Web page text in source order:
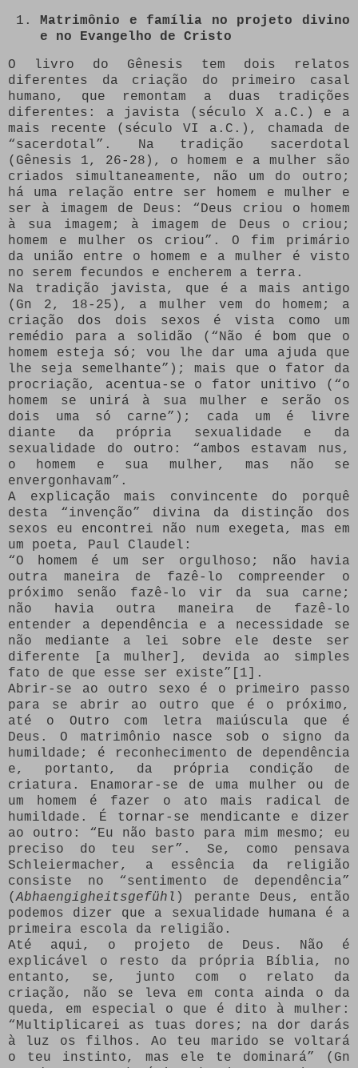
Matrimônio e família no projeto divino
e no Evangelho de Cristo
O livro do Gênesis tem dois relatos
diferentes da criação do primeiro casal
humano, que remontam a duas tradições
diferentes: a javista (século X a.C.) e a
mais recente (século VI a.C.), chamada de
“sacerdotal”. Na tradição sacerdotal
(Gênesis 1, 26-28), o homem e a mulher são
criados simultaneamente, não um do outro;
há uma relação entre ser homem e mulher e
ser à imagem de Deus: “Deus criou o homem
à sua imagem; à imagem de Deus o criou;
homem e mulher os criou”. O fim primário
da união entre o homem e a mulher é visto
no serem fecundos e encherem a terra.
Na tradição javista, que é a mais antigo
(Gn 2, 18-25), a mulher vem do homem; a
criação dos dois sexos é vista como um
remédio para a solidão (“Não é bom que o
homem esteja só; vou lhe dar uma ajuda que
lhe seja semelhante”); mais que o fator da
procriação, acentua-se o fator unitivo (“o
homem se unirá à sua mulher e serão os
dois uma só carne”); cada um é livre
diante da própria sexualidade e da
sexualidade do outro: “ambos estavam nus,
o homem e sua mulher, mas não se
envergonhavam”.
A explicação mais convincente do porquê
desta “invenção” divina da distinção dos
sexos eu encontrei não num exegeta, mas em
um poeta, Paul Claudel:
“O homem é um ser orgulhoso; não havia
outra maneira de fazê-lo compreender o
próximo senão fazê-lo vir da sua carne;
não havia outra maneira de fazê-lo
entender a dependência e a necessidade se
não mediante a lei sobre ele deste ser
diferente [a mulher], devida ao simples
fato de que esse ser existe”[1].
Abrir-se ao outro sexo é o primeiro passo
para se abrir ao outro que é o próximo,
até o Outro com letra maiúscula que é
Deus. O matrimônio nasce sob o signo da
humildade; é reconhecimento de dependência
e, portanto, da própria condição de
criatura. Enamorar-se de uma mulher ou de
um homem é fazer o ato mais radical de
humildade. É tornar-se mendicante e dizer
ao outro: “Eu não basto para mim mesmo; eu
preciso do teu ser”. Se, como pensava
Schleiermacher, a essência da religião
consiste no “sentimento de dependência”
(Abhaengigheitsgefühl ) perante Deus, então
podemos dizer que a sexualidade humana é a
primeira escola da religião.
Até aqui, o projeto de Deus. Não é
explicável o resto da própria Bíblia, no
entanto, se, junto com o relato da
criação, não se leva em conta ainda o da
queda, em especial o que é dito à mulher:
“Multiplicarei as tuas dores; na dor darás
à luz os filhos. Ao teu marido se voltará
o teu instinto, mas ele te dominará” (Gn